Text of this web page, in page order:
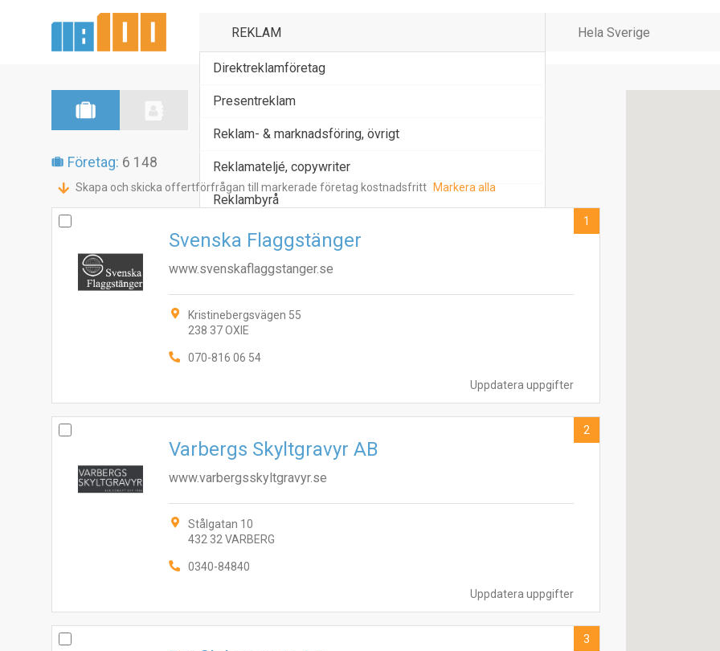
Direktreklamföretag
Presentreklam
Reklam- & marknadsföring, övrigt
Reklamateljé, copywriter
Reklambyrå
Företag: 6 148
Skapa och skicka offertförfrågan till markerade företag kostnadsfritt Markera alla
Uppdatera uppgifter
Svenska Flaggstänger
www.svenskaflaggstanger.se
Kristinebergsvägen 55
238 37 OXIE
070-816 06 54
1
Uppdatera uppgifter
Varbergs Skyltgravyr AB
www.varbergsskyltgravyr.se
Stålgatan 10
432 32 VARBERG
0340-84840
2
3